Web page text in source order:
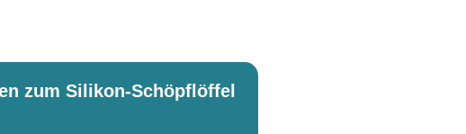
zum Silikon-Schöpflöffel